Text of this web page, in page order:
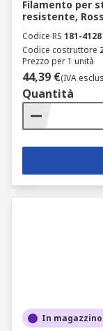
Filamento per
resistente,
Codice RS 181-4128
Codice costruttore
Prezzo per 1 unità
44,39 €(IVA
Quantità
In magazzino